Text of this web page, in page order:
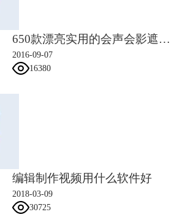
650款漂亮实用的会声会影遮罩素材
2016-09-07
16380
编辑制作视频用什么软件好
2018-03-09
30725